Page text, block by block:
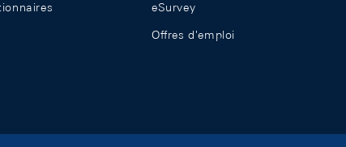
eSurvey
Offres d'emploi